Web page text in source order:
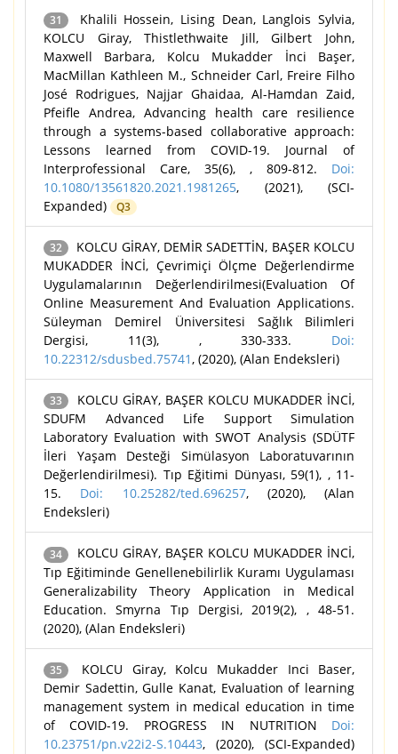
31
Khalili Hossein, Lising Dean, Langlois Sylvia,
KOLCU Giray, Thistlethwaite Jill, Gilbert John,
Maxwell Barbara, Kolcu Mukadder İnci Başer,
MacMillan Kathleen M., Schneider Carl, Freire Filho
José Rodrigues, Najjar Ghaidaa, Al-Hamdan Zaid,
Pfeifle Andrea, Advancing health care resilience
through a systems-based collaborative approach:
Lessons learned from COVID-19. Journal of
Interprofessional Care, 35(6), , 809-812. Doi:
10.1080/13561820.2021.1981265, (2021), (SCI-
Expanded)
Q3
32
KOLCU GİRAY, DEMİR SADETTİN, BAŞER KOLCU
MUKADDER İNCİ, Çevrimiçi Ölçme Değerlendirme
Uygulamalarının Değerlendirilmesi(Evaluation Of
Online Measurement And Evaluation Applications.
Süleyman Demirel Üniversitesi Sağlık Bilimleri
Dergisi, 11(3), , 330-333. Doi:
10.22312/sdusbed.75741, (2020), (Alan Endeksleri)
33
KOLCU GİRAY, BAŞER KOLCU MUKADDER İNCİ,
SDUFM Advanced Life Support Simulation
Laboratory Evaluation with SWOT Analysis (SDÜTF
İleri Yaşam Desteği Simülasyon Laboratuvarının
Değerlendirilmesi). Tıp Eğitimi Dünyası, 59(1), , 11-
15. Doi: 10.25282/ted.696257, (2020), (Alan
Endeksleri)
34
KOLCU GİRAY, BAŞER KOLCU MUKADDER İNCİ,
Tıp Eğitiminde Genellenebilirlik Kuramı Uygulaması
Generalizability Theory Application in Medical
Education. Smyrna Tıp Dergisi, 2019(2), , 48-51.
(2020), (Alan Endeksleri)
35
KOLCU Giray, Kolcu Mukadder Inci Baser,
Demir Sadettin, Gulle Kanat, Evaluation of learning
management system in medical education in time
of COVID-19. PROGRESS IN NUTRITION Doi:
10.23751/pn.v22i2-S.10443, (2020), (SCI-Expanded)